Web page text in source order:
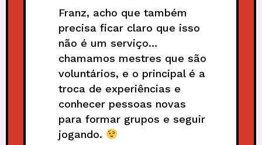
Franz, acho que também
precisa ficar claro que isso
não é um serviço…
chamamos mestres que são
voluntários, e o principal é a
troca de experiências e
conhecer pessoas novas
para formar grupos e seguir
jogando.